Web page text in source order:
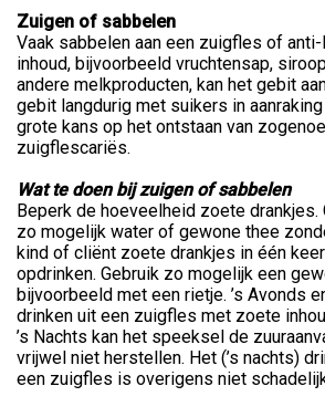
Zuigen of sabbelen
Vaak sabbelen aan een zuigfles of
inhoud, bijvoorbeeld vruchtensap,
andere melkproducten, kan het gebit
gebit langdurig met suikers in
grote kans op het ontstaan van
zuigflescariës.
Wat te doen bij zuigen of sabbelen
Beperk de hoeveelheid zoete
zo mogelijk water of gewone thee
kind of cliënt zoete drankjes in één
opdrinken. Gebruik zo mogelijk een
bijvoorbeeld met een rietje. ’s Avonds
drinken uit een zuigfles met zoete
’s Nachts kan het speeksel de
vrijwel niet herstellen. Het (’s nachts)
een zuigfles is overigens niet